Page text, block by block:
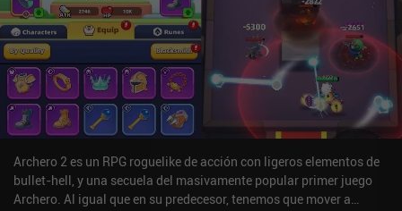
Archero 2 es un RPG roguelike de acción con ligeros elementos de
bullet-hell, y una secuela del masivamente popular primer juego
Archero. Al igual que en su predecesor, tenemos que mover a